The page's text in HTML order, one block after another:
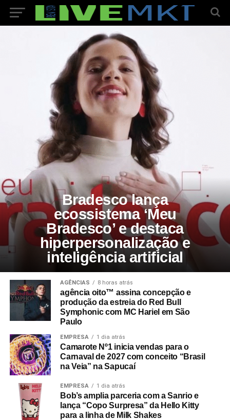
Bradesco lança
ecossistema ‘Meu
Bradesco’ e destaca
hiperpersonalização e
inteligência artificial
AGÊNCIAS 8 horas atrás
agência oito™ assina concepção e
produção da estreia do Red Bull
Symphonic com MC Hariel em São
Paulo
EMPRESA 1 dia atrás
Camarote Nº1 inicia vendas para o
Carnaval de 2027 com conceito “Brasil
na Veia” na Sapucaí
EMPRESA 1 dia atrás
Bob’s amplia parceria com a Sanrio e
lança “Copo Surpresa” da Hello Kitty
para a linha de Milk Shakes